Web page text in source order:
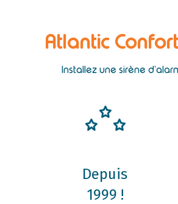
Atlantic
Installez une sirène
Depuis
1999 !